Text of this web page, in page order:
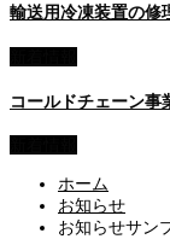
輸送用冷凍装置の修
コールドチェーン事
ホーム
お知らせ
お知らせサン